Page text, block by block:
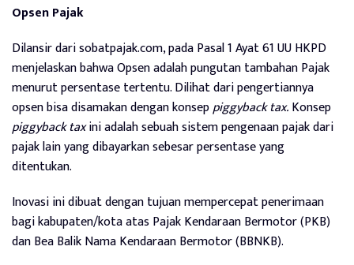
Opsen Pajak
Dilansir dari sobatpajak.com, pada Pasal 1 Ayat 61 UU HKPD
menjelaskan bahwa Opsen adalah pungutan tambahan Pajak
menurut persentase tertentu. Dilihat dari pengertiannya
opsen bisa disamakan dengan konseppiggyback tax.Konsep
piggyback taxiniadalah sebuah sistem pengenaan pajak dari
pajak lain yang dibayarkan sebesar persentase yang
ditentukan.
Inovasi ini dibuat dengan tujuan mempercepat penerimaan
bagi kabupaten/kota atas Pajak Kendaraan Bermotor (PKB)
dan Bea Balik Nama Kendaraan Bermotor (BBNKB).